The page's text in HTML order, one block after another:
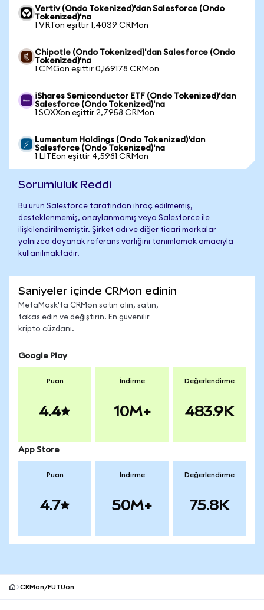
Vertiv (Ondo Tokenized)'dan Salesforce (Ondo
Tokenized)'na
1 VRTon eşittir 1,4039 CRMon
Chipotle (Ondo Tokenized)'dan Salesforce (Ondo
Tokenized)'na
1 CMGon eşittir 0,169178 CRMon
iShares Semiconductor ETF (Ondo Tokenized)'dan
Salesforce (Ondo Tokenized)'na
1 SOXXon eşittir 2,7958 CRMon
Lumentum Holdings (Ondo Tokenized)'dan
Salesforce (Ondo Tokenized)'na
1 LITEon eşittir 4,5981 CRMon
Sorumluluk Reddi
Bu ürün Salesforce tarafından ihraç edilmemiş,
desteklenmemiş, onaylanmamış veya Salesforce ile
ilişkilendirilmemiştir. Şirket adı ve diğer ticari markalar
yalnızca dayanak referans varlığını tanımlamak amacıyla
kullanılmaktadır.
Saniyeler içinde CRMon edinin
MetaMask'ta CRMon satın alın, satın,
takas edin ve değiştirin. En güvenilir
kripto cüzdanı.
Google Play
Puan
4.4
İndirme
10M+
Değerlendirme
483.9K
App Store
Puan
4.7
İndirme
50M+
Değerlendirme
75.8K
CRMon/FUTUon